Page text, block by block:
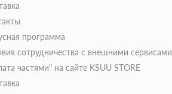
программа
сотрудничества с внешними сервисами
частями" на сайте KSUU STORE